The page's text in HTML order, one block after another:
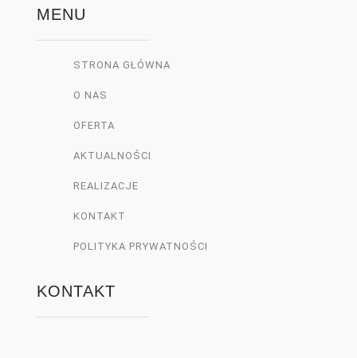
zgodnie z
a pełna
MENU
STRONA GŁÓWNA
O NAS
OFERTA
AKTUALNOŚCI
REALIZACJE
KONTAKT
POLITYKA PRYWATNOŚCI
KONTAKT